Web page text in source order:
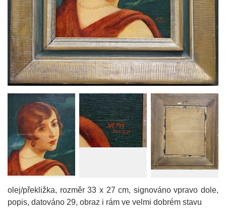
olej/překližka, rozměr 33 x 27 cm, signováno vpravo dole,
popis, datováno 29, obraz i rám ve velmi dobrém stavu